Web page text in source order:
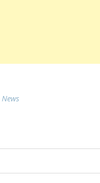
News